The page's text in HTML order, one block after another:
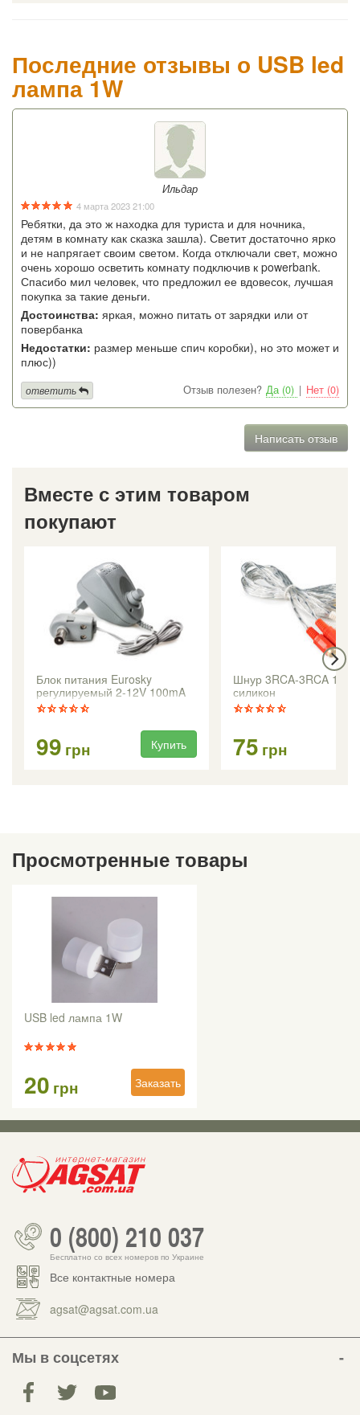
Последние отзывы о USB led
лампа 1W
Ильдар
4 марта 2023 21:00
Ребятки, да это ж находка для туриста и для ночника,
детям в комнату как сказка зашла). Светит достаточно ярко
и не напрягает своим светом. Когда отключали свет, можно
очень хорошо осветить комнату подключив к powerbank.
Спасибо мил человек, что предложил ее вдовесок, лучшая
покупка за такие деньги.
Достоинства: яркая, можно питать от зарядки или от
повербанка
Недостатки: размер меньше спич коробки), но это может и
плюс))
Отзыв полезен? Да (0) | Нет (0)
ответить
Написать отзыв
Вместе с этим товаром
покупают
Блок питания Eurosky
регулируемый 2-12V 100mA
99 грн Купить
Шнур 3RCA-3RCA 1.2m,
силикон
75 грн
Просмотренные товары
USB led лампа 1W
20 грн Заказать
0 (800) 210 037
Бесплатно со всех номеров по Украине
Все контактные номера
agsat@agsat.com.ua
Мы в соцсетях